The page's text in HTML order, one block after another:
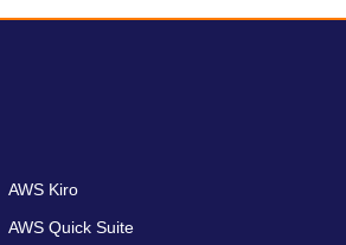
AWS Kiro
AWS Quick Suite